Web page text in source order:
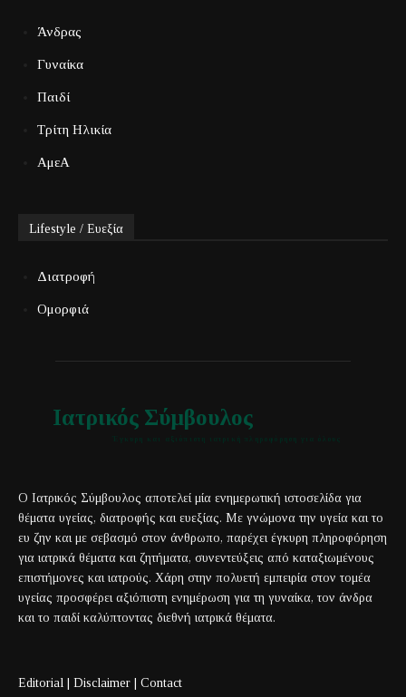
Άνδρας
Γυναίκα
Παιδί
Τρίτη Ηλικία
ΑμεΑ
Lifestyle / Ευεξία
Διατροφή
Ομορφιά
Ιατρικός Σύμβουλος
Ο Ιατρικός Σύμβουλος αποτελεί μία ενημερωτική ιστοσελίδα για
θέματα υγείας, διατροφής και ευεξίας. Με γνώμονα την υγεία και το
ευ ζην και με σεβασμό στον άνθρωπο, παρέχει έγκυρη πληροφόρηση
για ιατρικά θέματα και ζητήματα, συνεντεύξεις από καταξιωμένους
επιστήμονες και ιατρούς. Χάρη στην πολυετή εμπειρία στον τομέα
υγείας προσφέρει αξιόπιστη ενημέρωση για τη γυναίκα, τον άνδρα
και το παιδί καλύπτοντας διεθνή ιατρικά θέματα.
Editorial | Disclaimer | Contact